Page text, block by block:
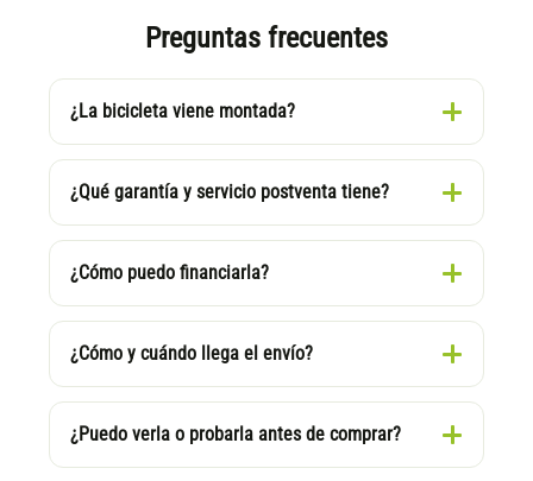
Preguntas frecuentes
¿La bicicleta viene montada?
¿Qué garantía y servicio postventa tiene?
¿Cómo puedo financiarla?
¿Cómo y cuándo llega el envío?
¿Puedo verla o probarla antes de comprar?